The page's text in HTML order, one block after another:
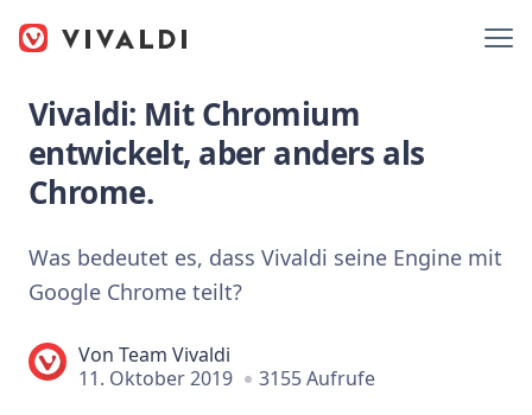
Vivaldi: Mit Chromium
entwickelt, aber anders als
Chrome.
Was bedeutet es, dass Vivaldi seine Engine mit
Google Chrome teilt?
Von Team Vivaldi
11. Oktober 2019
3155 Aufrufe